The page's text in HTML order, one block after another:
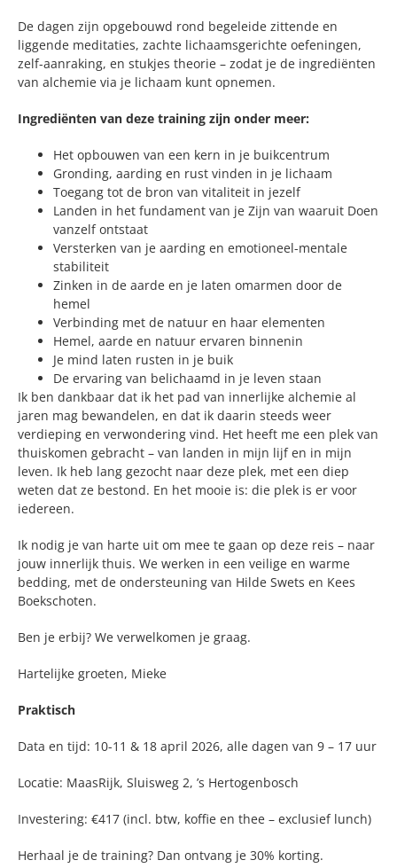
De dagen zijn opgebouwd rond begeleide zittende en
liggende meditaties, zachte lichaamsgerichte oefeningen,
zelf-aanraking, en stukjes theorie – zodat je de ingrediënten
van alchemie via je lichaam kunt opnemen.
Ingrediënten van deze training zijn onder meer:
Het opbouwen van een kern in je buikcentrum
Gronding, aarding en rust vinden in je lichaam
Toegang tot de bron van vitaliteit in jezelf
Landen in het fundament van je Zijn van waaruit Doen
vanzelf ontstaat
Versterken van je aarding en emotioneel-mentale
stabiliteit
Zinken in de aarde en je laten omarmen door de
hemel
Verbinding met de natuur en haar elementen
Hemel, aarde en natuur ervaren binnenin
Je mind laten rusten in je buik
De ervaring van belichaamd in je leven staan
Ik ben dankbaar dat ik het pad van innerlijke alchemie al
jaren mag bewandelen, en dat ik daarin steeds weer
verdieping en verwondering vind. Het heeft me een plek van
thuiskomen gebracht – van landen in mijn lijf en in mijn
leven. Ik heb lang gezocht naar deze plek, met een diep
weten dat ze bestond. En het mooie is: die plek is er voor
iedereen.
Ik nodig je van harte uit om mee te gaan op deze reis – naar
jouw innerlijk thuis. We werken in een veilige en warme
bedding, met de ondersteuning van Hilde Swets en Kees
Boekschoten.
Ben je erbij? We verwelkomen je graag.
Hartelijke groeten, Mieke
Praktisch
Data en tijd: 10-11 & 18 april 2026, alle dagen van 9 – 17 uur
Locatie: MaasRijk, Sluisweg 2, ’s Hertogenbosch
Investering: €417 (incl. btw, koffie en thee – exclusief lunch)
Herhaal je de training? Dan ontvang je 30% korting.